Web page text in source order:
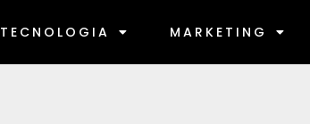
TECNOLOGIA MARKETING